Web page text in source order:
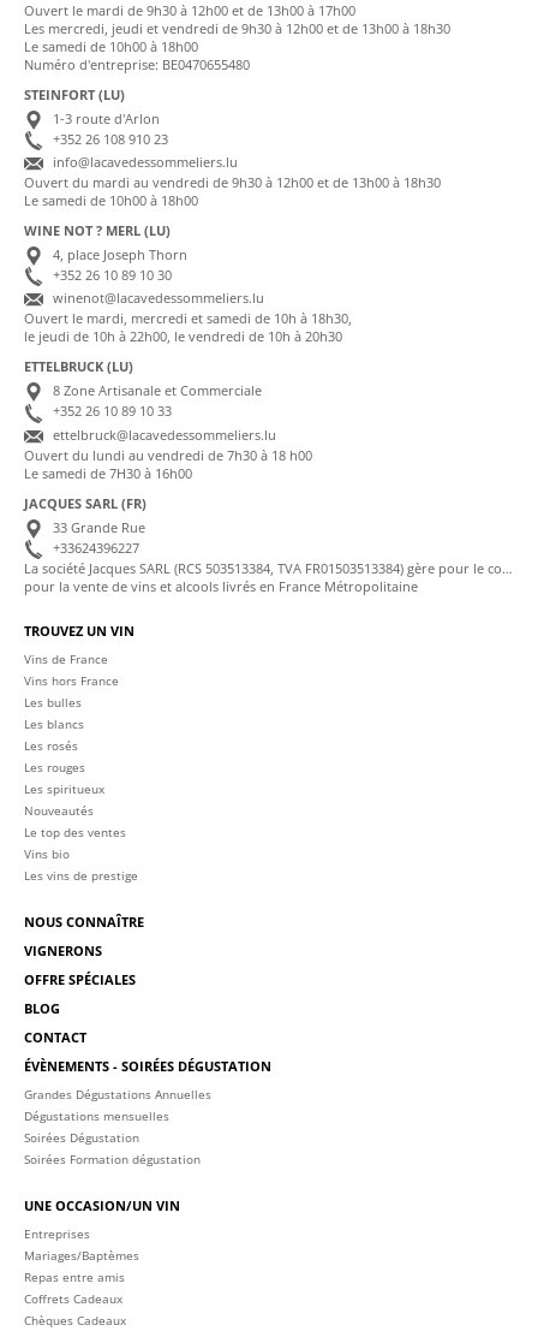
Ouvert le mardi de 9h30 à 12h00 et de 13h00 à 17h00
Les mercredi, jeudi et vendredi de 9h30 à 12h00 et de 13h00 à 18h30
Le samedi de 10h00 à 18h00
Numéro d'entreprise: BE0470655480
STEINFORT (LU)
1-3 route d'Arlon
+352 26 108 910 23
info@lacavedessommeliers.lu
Ouvert du mardi au vendredi de 9h30 à 12h00 et de 13h00 à 18h30
Le samedi de 10h00 à 18h00
WINE NOT ? MERL (LU)
4, place Joseph Thorn
+352 26 10 89 10 30
winenot@lacavedessommeliers.lu
Ouvert le mardi, mercredi et samedi de 10h à 18h30,
le jeudi de 10h à 22h00, le vendredi de 10h à 20h30
ETTELBRUCK (LU)
8 Zone Artisanale et Commerciale
+352 26 10 89 10 33
ettelbruck@lacavedessommeliers.lu
Ouvert du lundi au vendredi de 7h30 à 18 h00
Le samedi de 7H30 à 16h00
JACQUES SARL (FR)
33 Grande Rue
+33624396227
La société Jacques SARL (RCS 503513384, TVA FR01503513384) gère pour le compte de La Cave des Sommeliers les transactions bancaires et la facturation
pour la vente de vins et alcools livrés en France Métropolitaine
TROUVEZ UN VIN
Vins de France
Vins hors France
Les bulles
Les blancs
Les rosés
Les rouges
Les spiritueux
Nouveautés
Le top des ventes
Vins bio
Les vins de prestige
NOUS CONNAÎTRE
VIGNERONS
OFFRE SPÉCIALES
BLOG
CONTACT
ÉVÈNEMENTS - SOIRÉES DÉGUSTATION
Grandes Dégustations Annuelles
Dégustations mensuelles
Soirées Dégustation
Soirées Formation dégustation
UNE OCCASION/UN VIN
Entreprises
Mariages/Baptèmes
Repas entre amis
Coffrets Cadeaux
Chèques Cadeaux